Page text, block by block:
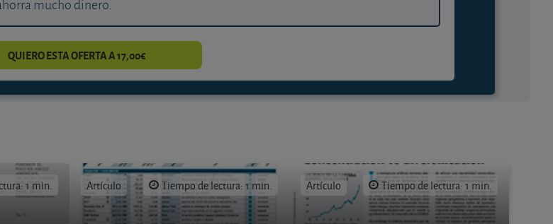
mucho dinero.
QUIERO ESTA OFERTA A 17,00€
1 min. Artículo Tiempo de lectura: 1 min. Artículo Tiempo de lectura: 1 min.